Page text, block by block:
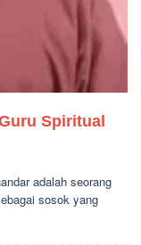
Spiritual
adalah seorang
sosok yang